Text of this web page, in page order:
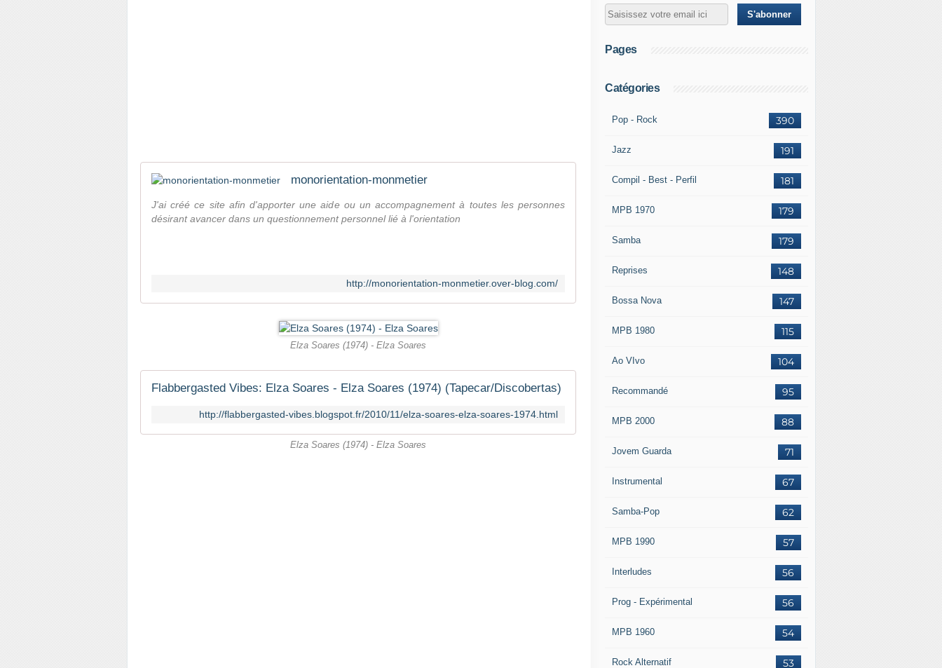
monorientation-monmetier
J'ai créé ce site afin d'apporter une aide ou un accompagnement à toutes les personnes
désirant avancer dans un questionnement personnel lié à l'orientation
http://monorientation-monmetier.over-blog.com/
Elza Soares (1974) - Elza Soares
Flabbergasted Vibes: Elza Soares - Elza Soares (1974) (Tapecar/Discobertas)
http://flabbergasted-vibes.blogspot.fr/2010/11/elza-soares-elza-soares-1974.html
Elza Soares (1974) - Elza Soares
Pages
Catégories
390
Pop - Rock
191
Jazz
181
Compil - Best - Perfil
179
MPB 1970
179
Samba
148
Reprises
147
Bossa Nova
115
MPB 1980
104
Ao VIvo
95
Recommandé
88
MPB 2000
71
Jovem Guarda
67
Instrumental
62
Samba-Pop
57
MPB 1990
56
Interludes
56
Prog - Expérimental
54
MPB 1960
53
Rock Alternatif